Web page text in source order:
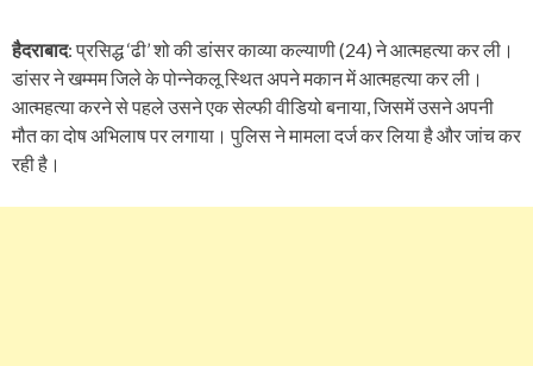
हैदराबाद: प्रसिद्ध ‘ढी’ शो की डांसर काव्या कल्याणी (24) ने आत्महत्या कर ली।
डांसर ने खम्मम जिले के पोन्नेकलू स्थित अपने मकान में आत्महत्या कर ली।
आत्महत्या करने से पहले उसने एक सेल्फी वीडियो बनाया, जिसमें उसने अपनी
मौत का दोष अभिलाष पर लगाया। पुलिस ने मामला दर्ज कर लिया है और जांच कर
रही है।